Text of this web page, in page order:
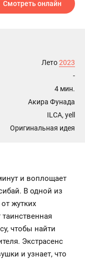
Смотреть онлайн
Лето2023
-
4 мин.
Акира Фунада
ILCA, yell
Оригинальная идея
и воплощает
В одной из
жутких
чтобы найти
Экстрасенс
и узнает, что